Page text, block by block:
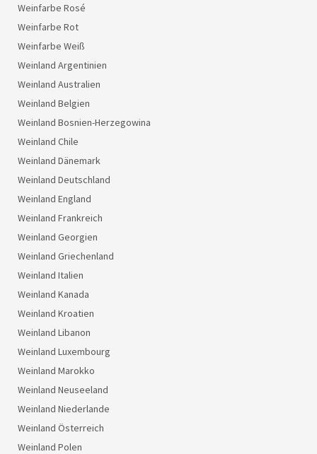
Weinfarbe Rosé
Weinfarbe Rot
Weinfarbe Weiß
Weinland Argentinien
Weinland Australien
Weinland Belgien
Weinland Bosnien-Herzegowina
Weinland Chile
Weinland Dänemark
Weinland Deutschland
Weinland England
Weinland Frankreich
Weinland Georgien
Weinland Griechenland
Weinland Italien
Weinland Kanada
Weinland Kroatien
Weinland Libanon
Weinland Luxembourg
Weinland Marokko
Weinland Neuseeland
Weinland Niederlande
Weinland Österreich
Weinland Polen